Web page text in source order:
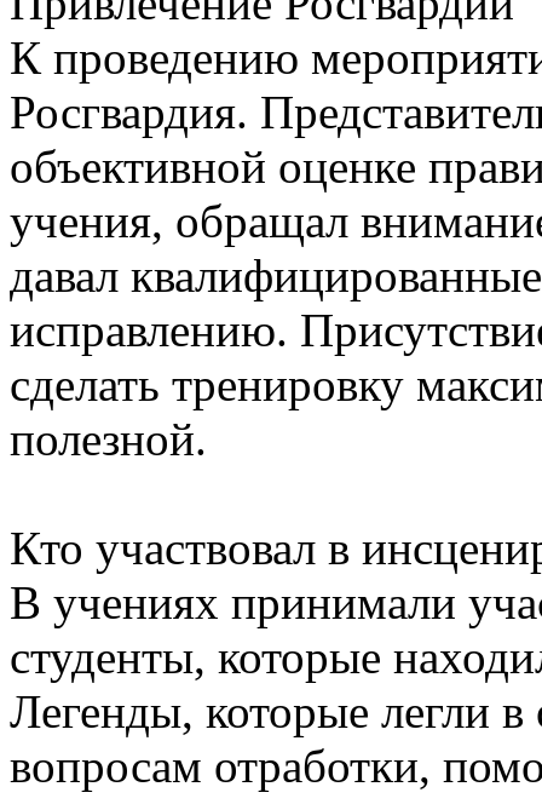
К проведению
Росгвардия.
объективной оценке
учения, обращал
давал
исправлению.
сделать тренировку
полезной.
Кто участвовал в
В учениях принимали
студенты, которые
Легенды, которые легли
вопросам отработки,